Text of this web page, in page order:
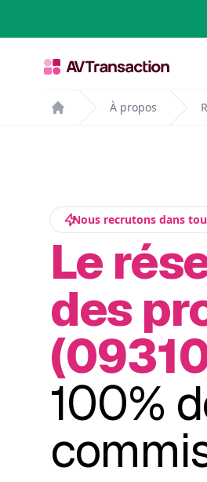
Home
À propos
Nous recrutons dans
Le
des
100%